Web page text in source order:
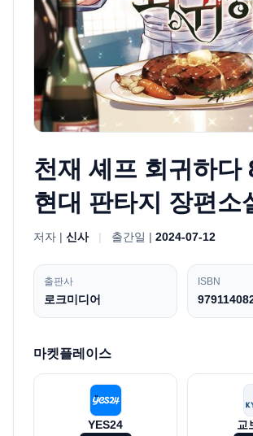
천재 셰프 회귀하다
현대 판타지 장편소
저자 | 신사 | 출간일 | 2024-07-12
출판사
로크미디어
ISBN
마켓플레이스
YES24 교